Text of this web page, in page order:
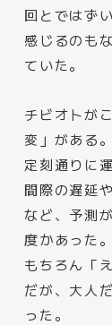
回とではず
感じるのも
ていた。
チビオトが
変」がある。
定刻通りに
間際の遅延
など、予測
度かあった。
もちろん「
だが、大人
った。